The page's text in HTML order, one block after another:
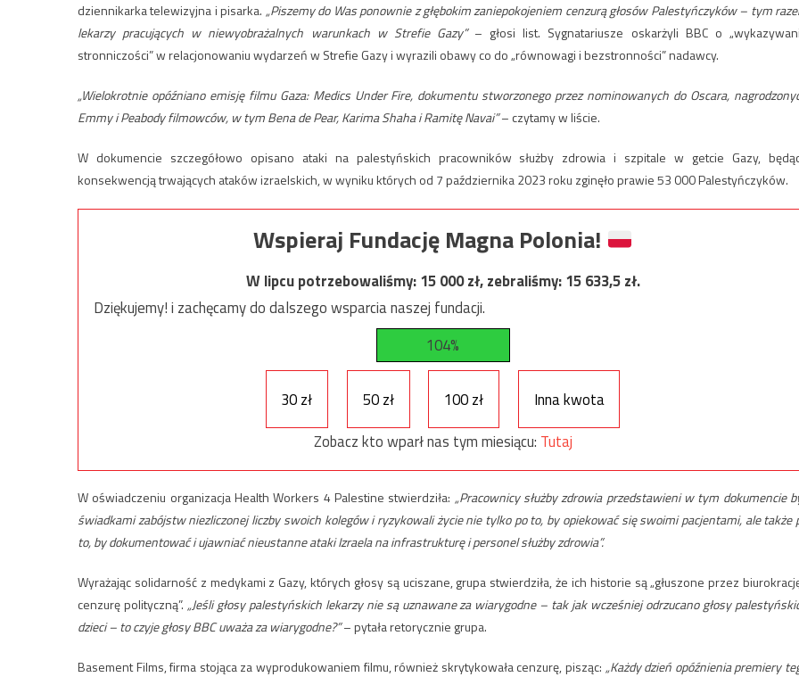
dziennikarka telewizyjna i pisarka. „Piszemy do Was ponownie z głębokim zaniepokojeniem cenzurą głosów Palestyńczyków – tym
lekarzy pracujących w niewyobrażalnych warunkach w Strefie Gazy”– głosi list. Sygnatariusze oskarżyli BBC o
stronniczości” w relacjonowaniu wydarzeń w Strefie Gazy i wyrazili obawy co do „równowagi i bezstronności” nadawcy.
„Wielokrotnie opóźniano emisję filmu Gaza: Medics Under Fire, dokumentu stworzonego przez nominowanych do Oscara,
Emmy i Peabody filmowców, w tym Bena de Pear, Karima Shaha i Ramitę Navai”– czytamy w liście.
W dokumencie szczegółowo opisano ataki na palestyńskich pracowników służby zdrowia i szpitale w getcie Gazy,
konsekwencją trwających ataków izraelskich, w wyniku których od 7 października 2023 roku zginęło prawie 53 000 Palestyńczyków.
Wspieraj Fundację Magna Polonia!
W lipcu potrzebowaliśmy:15 000zł, zebraliśmy:15 633,5zł.
Dziękujemy! i zachęcamy do dalszego wsparcia naszej fundacji.
104%
30 zł 50 zł 100 zł
Inna kwota
Zobacz kto wparł nas tym miesiącu: Tutaj
W oświadczeniu organizacja Health Workers 4 Palestine stwierdziła: „Pracownicy służby zdrowia przedstawieni w tym dokumencie
świadkami zabójstw niezliczonej liczby swoich kolegów i ryzykowali życie nie tylko po to, by opiekować się swoimi pacjentami, ale także
to, by dokumentować i ujawniać nieustanne ataki Izraela na infrastrukturę i personel służby zdrowia”.
Wyrażając solidarność z medykami z Gazy, których głosy są uciszane, grupa stwierdziła, że ​​ich historie są „głuszone przez
cenzurę polityczną”. „Jeśli głosy palestyńskich lekarzy nie są uznawane za wiarygodne – tak jak wcześniej odrzucano głosy
dzieci – to czyje głosy BBC uważa za wiarygodne?”– pytała retorycznie grupa.
Basement Films, firma stojąca za wyprodukowaniem filmu, również skrytykowała cenzurę, pisząc: „Każdy dzień opóźnienia premiery